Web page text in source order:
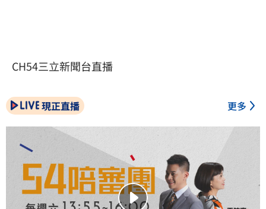
CH54三立新聞台直播
現正直播 更多